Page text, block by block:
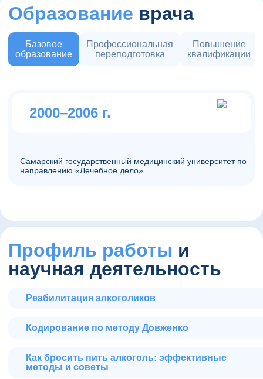
Образование врача
Базовое
образование
Профессиональная
переподготовка
Повышение
квалификации
2000–2006 г.
Самарский государственный медицинский университет по
направлению «Лечебное дело»
Профиль работы и
научная деятельность
Реабилитация алкоголиков
Кодирование по методу Довженко
Как бросить пить алкоголь: эффективные
методы и советы